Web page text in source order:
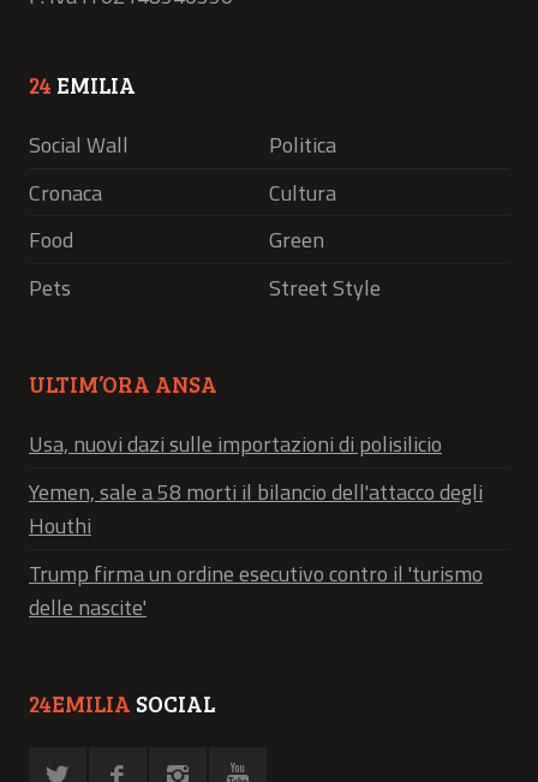
24 EMILIA
Social Wall
Politica
Cronaca
Cultura
Food
Green
Pets
Street Style
ULTIM’ORA ANSA
Usa, nuovi dazi sulle importazioni di polisilicio
Yemen, sale a 58 morti il bilancio dell'attacco degli
Houthi
Trump firma un ordine esecutivo contro il 'turismo
delle nascite'
24EMILIA SOCIAL